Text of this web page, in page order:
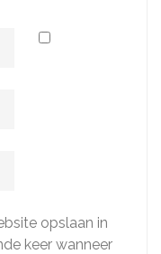
opslaan in
keer wanneer